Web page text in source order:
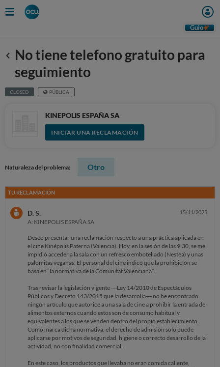
Guio
Anterior
No tiene telefono gratuito para
seguimiento
CLOSED PÚBLICA
KINEPOLIS ESPAÑA SA
INICIAR UNA RECLAMACIÓN
Naturaleza del problema: Otro
TU RECLAMACIÓN
D. S.
A: KINEPOLIS ESPAÑA SA
15/11/2025
Deseo presentar una reclamación respecto a una práctica aplicada en
el cine Kinépolis Paterna (Valencia). Hoy, en la sesión de las 9:30, se me
impidió acceder a la sala con un refresco embotellado (Nestea) y unas
palomitas veganas. El personal del cine indicó que la prohibición se
basa en “la normativa de la Comunitat Valenciana”.
Tras revisar la legislación vigente —Ley 14/2010 de Espectáculos
Públicos y Decreto 143/2015 que la desarrolla— no he encontrado
ningún artículo que autorice a una sala de cine a prohibir la entrada de
alimentos externos cuando estos son de consumo habitual y
equivalentes a los que se venden dentro del propio establecimiento.
Como marca dicha normativa, el derecho de admisión solo puede
aplicarse por motivos de seguridad, higiene o correcto desarrollo de la
actividad, no con finalidad comercial.
En este caso, los productos que llevaba no eran comida caliente,